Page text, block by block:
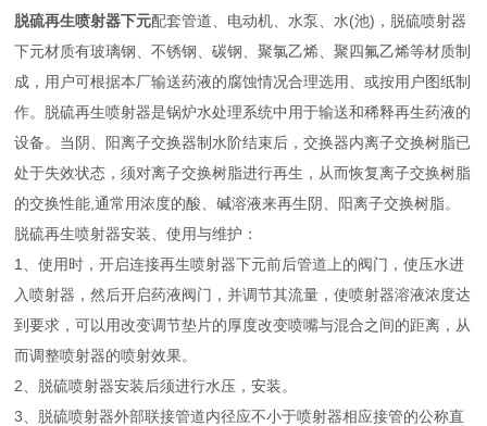
脱硫再生喷射器下元配套管道、电动机、水泵、水(池)，脱硫喷射器
下元材质有玻璃钢、不锈钢、碳钢、聚氯乙烯、聚四氟乙烯等材质制
成，用户可根据本厂输送药液的腐蚀情况合理选用、或按用户图纸制
作。脱硫再生喷射器是锅炉水处理系统中用于输送和稀释再生药液的
设备。当阴、阳离子交换器制水阶结束后，交换器内离子交换树脂已
处于失效状态，须对离子交换树脂进行再生，从而恢复离子交换树脂
的交换性能,通常用浓度的酸、碱溶液来再生阴、阳离子交换树脂。
脱硫再生喷射器安装、使用与维护：
1、使用时，开启连接再生喷射器下元前后管道上的阀门，使压水进
入喷射器，然后开启药液阀门，并调节其流量，使喷射器溶液浓度达
到要求，可以用改变调节垫片的厚度改变喷嘴与混合之间的距离，从
而调整喷射器的喷射效果。
2、脱硫喷射器安装后须进行水压，安装。
3、脱硫喷射器外部联接管道内径应不小于喷射器相应接管的公称直